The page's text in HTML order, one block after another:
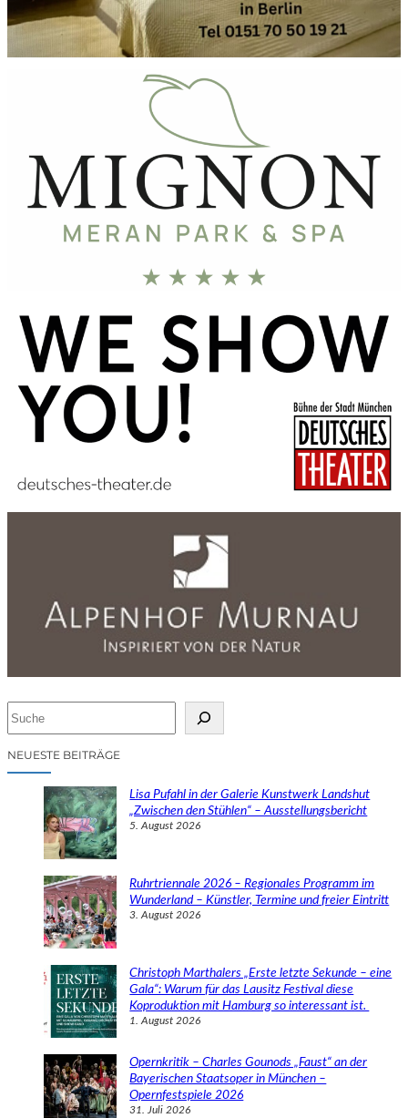
cNEUESTE BEITRÄGE
Lisa Pufahl in der Galerie Kunstwerk Landshut
„Zwischen den Stühlen“ – Ausstellungsbericht
5. August 2026
Ruhrtriennale 2026 – Regionales Programm im
Wunderland – Künstler, Termine und freier Eintritt
3. August 2026
Christoph Marthalers „Erste letzte Sekunde – eine
Gala“: Warum für das Lausitz Festival diese
Koproduktion mit Hamburg so interessant ist.
1. August 2026
Opernkritik – Charles Gounods „Faust“ an der
Bayerischen Staatsoper in München –
Opernfestspiele 2026
31. Juli 2026